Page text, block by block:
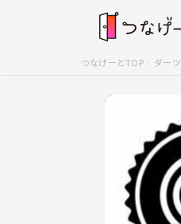
つなげーとTOP ダーツ